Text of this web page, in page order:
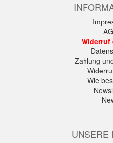
Widerruf
Zahlung
Wie
UNSERE